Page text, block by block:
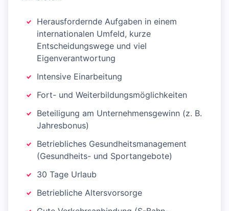
Herausfordernde Aufgaben in einem
internationalen Umfeld, kurze
Entscheidungswege und viel
Eigenverantwortung
Intensive Einarbeitung
Fort- und Weiterbildungsmöglichkeiten
Beteiligung am Unternehmensgewinn (z. B.
Jahresbonus)
Betriebliches Gesundheitsmanagement
(Gesundheits- und Sportangebote)
30 Tage Urlaub
Betriebliche Altersvorsorge